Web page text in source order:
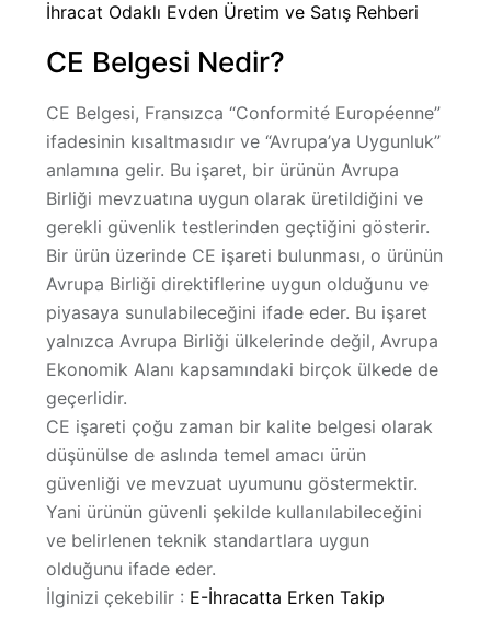
İhracat Odaklı Evden Üretim ve Satış Rehberi
CE Belgesi Nedir?
CE Belgesi, Fransızca “Conformité Européenne”
ifadesinin kısaltmasıdır ve “Avrupa’ya Uygunluk”
anlamına gelir. Bu işaret, bir ürünün Avrupa
Birliği mevzuatına uygun olarak üretildiğini ve
gerekli güvenlik testlerinden geçtiğini gösterir.
Bir ürün üzerinde CE işareti bulunması, o ürünün
Avrupa Birliği direktiflerine uygun olduğunu ve
piyasaya sunulabileceğini ifade eder. Bu işaret
yalnızca Avrupa Birliği ülkelerinde değil, Avrupa
Ekonomik Alanı kapsamındaki birçok ülkede de
geçerlidir.
CE işareti çoğu zaman bir kalite belgesi olarak
düşünülse de aslında temel amacı ürün
güvenliği ve mevzuat uyumunu göstermektir.
Yani ürünün güvenli şekilde kullanılabileceğini
ve belirlenen teknik standartlara uygun
olduğunu ifade eder.
İlginizi çekebilir : E-İhracatta Erken Takip